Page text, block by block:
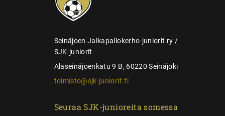
Seinäjoen Jalkapallokerho-juniorit ry /
SJK-juniorit
Alaseinäjoenkatu 9 B, 60220 Seinäjoki
toimisto@sjk-juniorit.fi
Seuraa SJK-junioreita somessa